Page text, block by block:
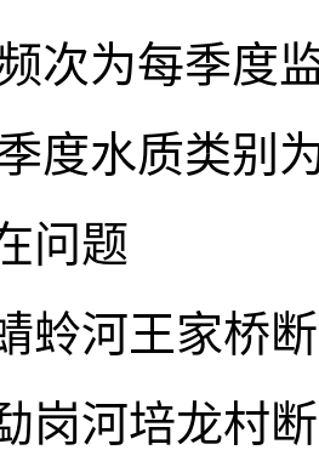
次为每季度
度水质类别
问题
蛉河王家桥
岗河培龙村